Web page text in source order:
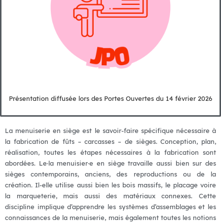
Présentation diffusée lors des Portes Ouvertes du 14 février 2026
La menuiserie en siège est le savoir-faire spécifique nécessaire à
la fabrication de fûts – carcasses – de sièges. Conception, plan,
réalisation, toutes les étapes nécessaires à la fabrication sont
abordées. Le·la menuisier·e en siège travaille aussi bien sur des
sièges contemporains, anciens, des reproductions ou de la
création. Il-elle utilise aussi bien les bois massifs, le placage voire
la marqueterie, mais aussi des matériaux connexes. Cette
discipline implique d’apprendre les systèmes d’assemblages et les
connaissances de la menuiserie, mais également toutes les notions